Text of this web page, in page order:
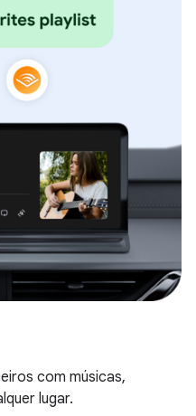
com músicas,
lugar.